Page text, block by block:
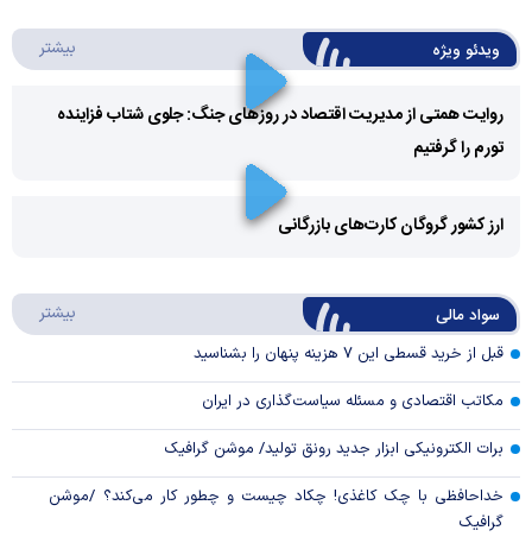
ویدئو ویژه بیشتر
Play
Video
روایت همتی از مدیریت اقتصاد در روزهای جنگ: جلوی شتاب فزاینده
تورم را گرفتیم
Video
ارز کشور گروگان کارت‌های بازرگانی
سواد مالی بیشتر
قبل از خرید قسطی این ۷ هزینه پنهان را بشناسید
مکاتب اقتصادی و مسئله سیاست‌گذاری در ایران
برات الکترونیکی ابزار جدید رونق تولید/ موشن گرافیک
خداحافظی با چک کاغذی! چکاد چیست و چطور کار می‌کند؟ /موشن
گرافیک